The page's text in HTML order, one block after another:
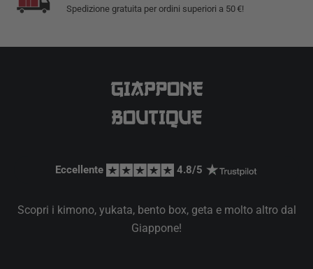
Spedizione gratuita per ordini superiori a 50 €!
Eccellente 4.8/5
Scopri i kimono, yukata, bento box, geta e molto altro dal
Giappone!